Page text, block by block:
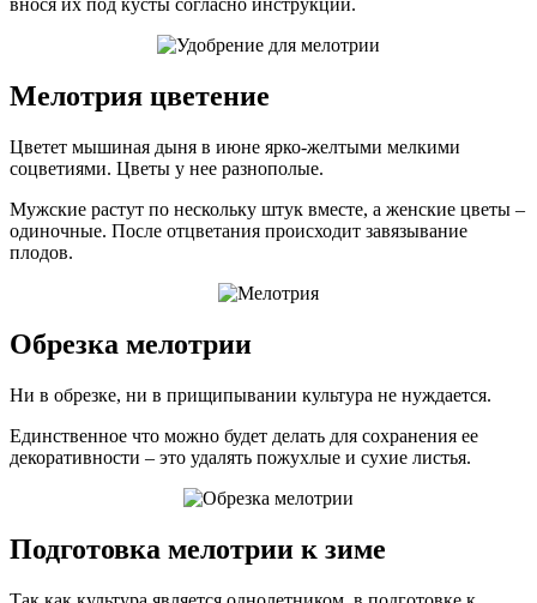
внося их под кусты согласно инструкции.
Мелотрия цветение
Цветет мышиная дыня в июне ярко-желтыми мелкими
соцветиями. Цветы у нее разнополые.
Мужские растут по нескольку штук вместе, а женские цветы –
одиночные. После отцветания происходит завязывание
плодов.
Обрезка мелотрии
Ни в обрезке, ни в прищипывании культура не нуждается.
Единственное что можно будет делать для сохранения ее
декоративности – это удалять пожухлые и сухие листья.
Подготовка мелотрии к зиме